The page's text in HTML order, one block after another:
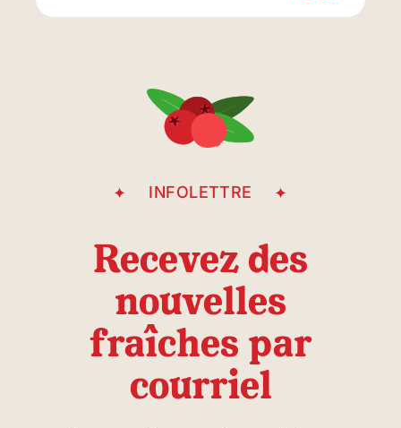
INFOLETTRE
Recevez des
nouvelles
fraîches par
courriel